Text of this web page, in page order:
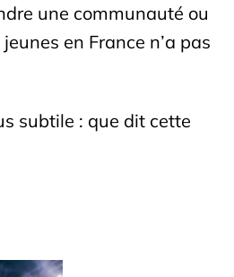
une communauté ou
en France n’a pas
subtile : que dit cette